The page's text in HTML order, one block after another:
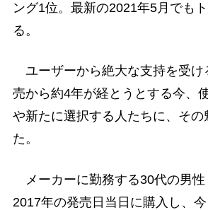
ング1位。最新の2021年5月でも
る。
ユーザーから絶大な支持を受け
売から約4年が経とうとする今、
や新たに選択する人たちに、その
た。
メーカーに勤務する30代の男性
2017年の発売日当日に購入し、